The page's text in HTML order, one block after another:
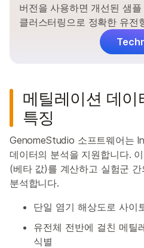
버전을 사용하면 개선된 샘
클러스터링으로 정확한 유전
메틸레이션 데이
특징
GenomeStudio 소프트웨어는
데이터의 분석을 지원합니다.
(베타 값)를 계산하고 실험군
분석합니다.
단일 염기 해상도로 사이
유전체 전반에 걸친 메틸
식별